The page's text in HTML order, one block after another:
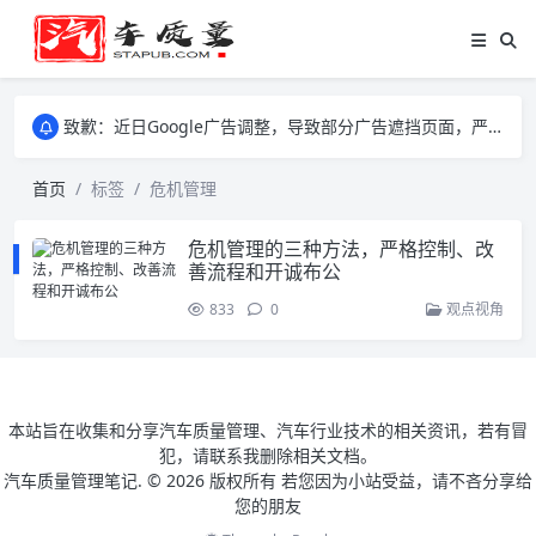
致歉：近日Google广告调整，导致部分广告遮挡页面，严重影响大家访问体验，将尽快调整完成，由此带来的不便，特意致歉！
致歉：近日Google广告调整，导致部分广告遮挡页面，严重影响大家访问体验，将尽快调整完成，由此带来的不便，特意致歉！
首页 标签 危机管理
危机管理的三种方法，严格控制、改
善流程和开诚布公
833 0 观点视角
本站旨在收集和分享汽车质量管理、汽车行业技术的相关资讯，若有冒
犯，请联系我删除相关文档。
汽车质量管理笔记. © 2026 版权所有 若您因为小站受益，请不吝分享给
您的朋友